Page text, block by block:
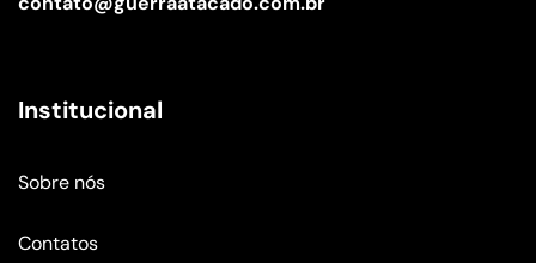
Institucional
Sobre nós
Contatos